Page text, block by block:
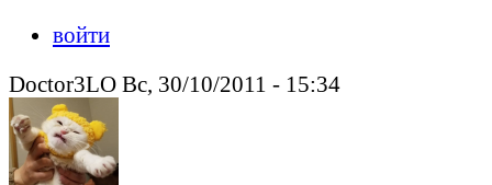
войти
Doctor3LO Вс, 30/10/2011 - 15:34